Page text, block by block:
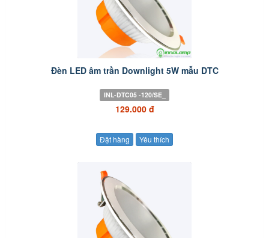
Đèn LED âm trần Downlight 5W mẫu DTC
INL-DTC05 -120/SE_
129.000 đ
Đặt hàng Yêu thích